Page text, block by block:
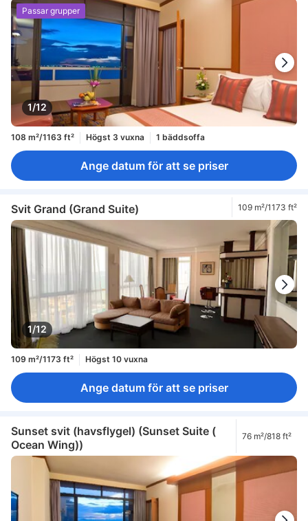
1/12
Passar grupper
108 m²/1163 ft² Högst 3 vuxna 1 bäddsoffa
Ange datum för att se priser
Svit Grand (Grand Suite) 109 m²/1173 ft²
1/12
109 m²/1173 ft² Högst 10 vuxna
Ange datum för att se priser
Sunset svit (havsflygel) (Sunset Suite (
Ocean Wing))
76 m²/818 ft²